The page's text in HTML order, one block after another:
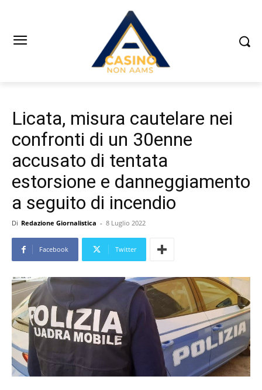
Licata, misura cautelare nei
confronti di un 30enne
accusato di tentata
estorsione e danneggiamento
a seguito di incendio
Di Redazione Giornalistica - 8 Luglio 2022
Facebook Twitter